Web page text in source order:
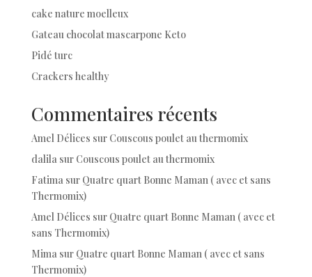
cake nature moelleux
Gateau chocolat mascarpone Keto
Pidé turc
Crackers healthy
Commentaires récents
Amel Délices sur Couscous poulet au thermomix
dalilasur Couscous poulet au thermomix
Fatimasur Quatre quart Bonne Maman ( avec et sans
Thermomix)
Amel Délices sur Quatre quart Bonne Maman ( avec et
sans Thermomix)
Mimasur Quatre quart Bonne Maman ( avec et sans
Thermomix)